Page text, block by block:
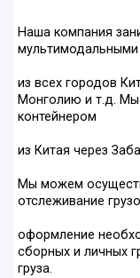
Наша компания
мультимодальными
из всех городов
Монголию и т.д. Мы
контейнером
из Китая через
Мы можем
отслеживание
оформление
сборных и личных
груза.